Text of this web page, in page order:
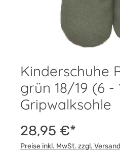
Kinderschuhe
grün 18/19 (6 -
Gripwalksohle
28,95 €*
Preise inkl. MwSt. zzgl.